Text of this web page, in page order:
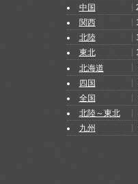
中国
関西
北陸
東北
北海道
四国
全国
北陸～東北
九州